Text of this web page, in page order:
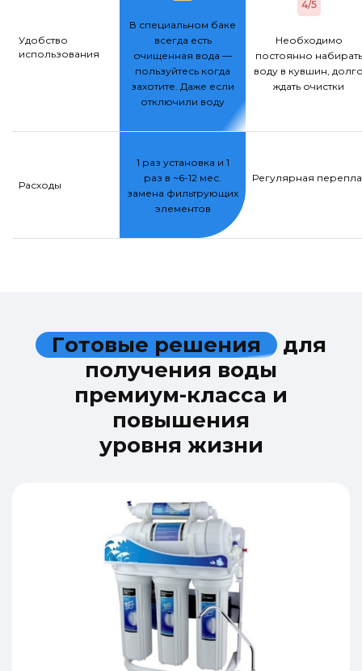
Удобство
использования
В специальном баке
всегда есть
очищенная вода —
пользуйтесь когда
захотите. Даже если
отключили воду
4/5
Необходимо
постоянно набирать
воду в кувшин,
ждать очистки
Расходы
1 раз установка и 1
раз в ~6-12 мес.
замена фильтрующих
элементов
Регулярная
Готовые решения для
получения воды
премиум-класса и
повышения
уровня жизни